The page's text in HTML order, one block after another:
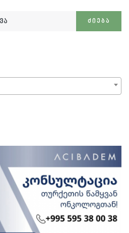
ᲫᲘᲔᲑᲐ